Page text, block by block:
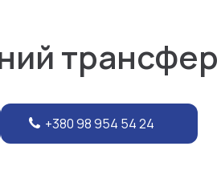
трансфер
+380 98 954 54 24